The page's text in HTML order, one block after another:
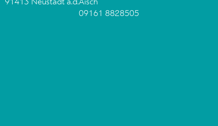
91413 Neustadt a.d.Aisch
09161 8828505